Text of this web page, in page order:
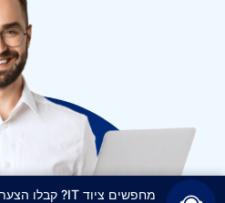
מחפשים ציוד IT? קבלו הצעת מחיר תוך 24 שעות!